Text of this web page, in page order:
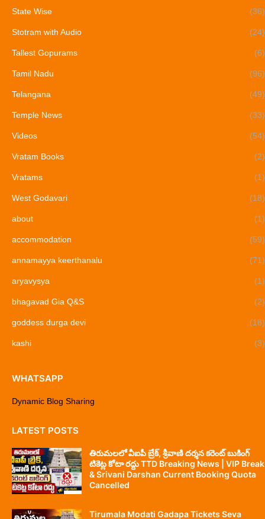
State Wise (36)
Stotram with Audio (24)
Tallest Gopurams (6)
Tamil Nadu (96)
Telangana (49)
Temple News (33)
Videos (54)
Vratam Books (2)
Vratams (1)
West Godavari (18)
about (1)
accommodation (59)
annamayya keerthanalu (71)
aryavysya (1)
bhagavad Gia Q&S (2)
goddess durga devi (18)
kashi (3)
WHATSAPP
Dynamic Blog Sharing
LATEST POSTS
తిరుమలలో వీఐపీ బ్రేక్, శ్రీవాణి దర్శన కరెంట్ బుకింగ్
టికెట్ల కోటా రద్దు TTD Breaking News | VIP Break
& Srivani Darshan Current Booking Quota
Cancelled
Tirumala Modati Gadapa Tickets Seva